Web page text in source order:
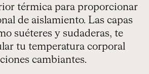
térmica para proporcionar
de aislamiento. Las capas
suéteres y sudaderas, te
tu temperatura corporal
cambiantes.